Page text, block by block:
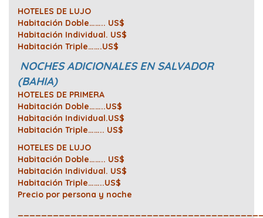
HOTELES DE LUJO
Habitación Doble…….. US$
Habitación Individual. US$
Habitación Triple…….US$
NOCHES ADICIONALES EN SALVADOR
(BAHIA)
HOTELES DE PRIMERA
Habitación Doble……..US$
Habitación Individual.US$
Habitación Triple…….. US$
HOTELES DE LUJO
Habitación Doble…….. US$
Habitación Individual. US$
Habitación Triple……..US$
Precio por persona y noche